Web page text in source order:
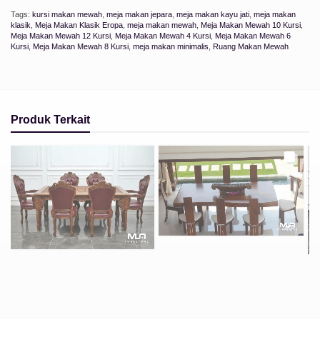
Tags: kursi makan mewah meja makan jepara meja makan kayu jati meja makan
klasik
Meja Makan Klasik Eropa meja makan mewah Meja Makan Mewah 10 Kursi
Meja Makan Mewah 12 Kursi Meja Makan Mewah 4 Kursi Meja Makan Mewah 6
Kursi Meja Makan Mewah 8 Kursi meja makan minimalis Ruang Makan Mewah
Produk Terkait